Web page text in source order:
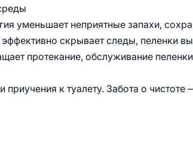
уменьшает неприятные запахи,
скрывает следы, пеленки
протекание, обслуживание
к туалету. Забота о чистоте